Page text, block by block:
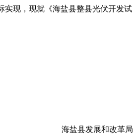
实现，现就《海盐县整县光伏开发试
海盐县发展和改革局